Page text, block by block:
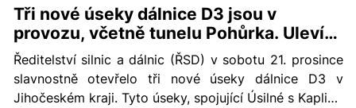
Tři nové úseky dálnice D3 jsou v
provozu, včetně tunelu Pohůrka. Uleví
dopravě v Budějovicích
Ředitelství silnic a dálnic (ŘSD) v sobotu 21. prosince
slavnostně otevřelo tři nové úseky dálnice D3 v
Jihočeském kraji. Tyto úseky, spojující Úsilné s Kaplicí-